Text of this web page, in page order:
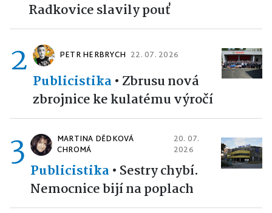
Radkovice slavily pouť
2 PETR HERBRYCH 22. 07. 2026
Publicistika• Zbrusu nová
zbrojnice ke kulatému výročí
3
MARTINA DĚDKOVÁ
CHROMÁ
20. 07.
2026
Publicistika• Sestry chybí.
Nemocnice bijí na poplach